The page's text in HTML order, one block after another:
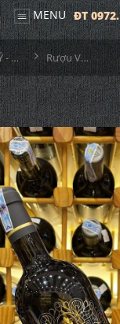
MENU ĐT
Vang Ý - Italia Rượu Vang Ý Ventoso Primitivo Di Puglia